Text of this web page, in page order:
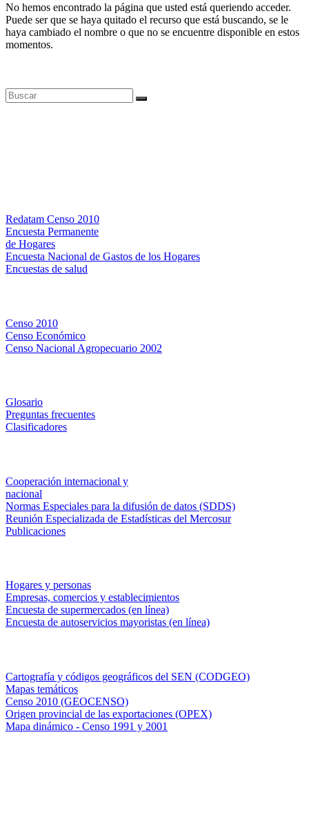
No hemos encontrado la página que usted está queriendo acceder.
Puede ser que se haya quitado el recurso que está buscando, se le
haya cambiado el nombre o que no se encuentre disponible en estos
momentos.
Redatam Censo 2010
Encuesta Permanente
de Hogares
Encuesta Nacional de Gastos de los Hogares
Encuestas de salud
Censo 2010
Censo Económico
Censo Nacional Agropecuario 2002
Glosario
Preguntas frecuentes
Clasificadores
Cooperación internacional y
nacional
Normas Especiales para la difusión de datos (SDDS)
Reunión Especializada de Estadísticas del Mercosur
Publicaciones
Hogares y personas
Empresas, comercios y establecimientos
Encuesta de supermercados (en línea)
Encuesta de autoservicios mayoristas (en línea)
Cartografía y códigos geográficos del SEN (CODGEO)
Mapas temáticos
Censo 2010 (GEOCENSO)
Origen provincial de las exportaciones (OPEX)
Mapa dinámico - Censo 1991 y 2001